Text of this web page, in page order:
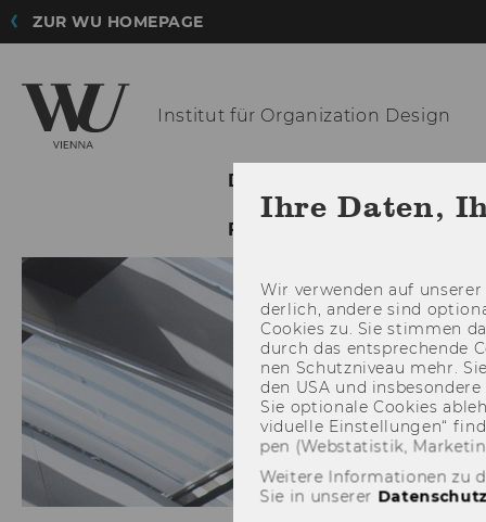
ZUR WU HOMEPAGE
Institut für Organization Design
DAS IOD
FEMALE SCHOLAR
Ihre Daten,
Wir ver­wen­den auf
der­lich, an­de­re sind
Coo­kies zu. Sie stim­men
durch das ent­spre­chen­de
nen Schutz­ni­veau mehr.
den USA und
Sie op­tio­na­le Coo­kies
vi­du­el­le Ein­stel­lun­gen“
pen (Web­sta­tis­tik,
Weitere Informationen zu
Sie in unserer